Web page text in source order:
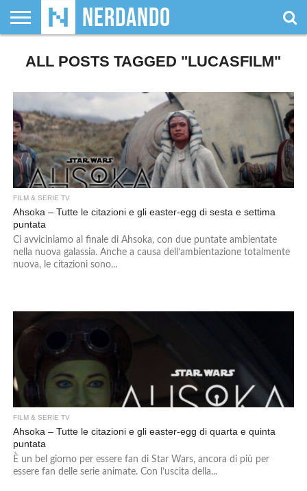
SIAMO
GIOCHI
DA
GIOCHI
DI
VIDEOGAMES
FILM
&
FUMETTI
& LIBRI
MAGIC:
THE
DUNGEONS
&
WRESTLING
NERDANDO
AWARDS
I
BOLLINI
ALL POSTS TAGGED "LUCASFILM"
FILM & SERIE TV
Ahsoka – Tutte le citazioni e gli easter-egg di sesta e settima
puntata
Ci avviciniamo al finale di Ahsoka, con due puntate ambientate
nella nuova galassia. Anche a causa dell’ambientazione totalmente
nuova, le citazioni sono...
FILM & SERIE TV
Ahsoka – Tutte le citazioni e gli easter-egg di quarta e quinta
puntata
È un bel giorno per essere fan di Star Wars, ancora di più per
essere fan delle serie animate. Con l’uscita della...